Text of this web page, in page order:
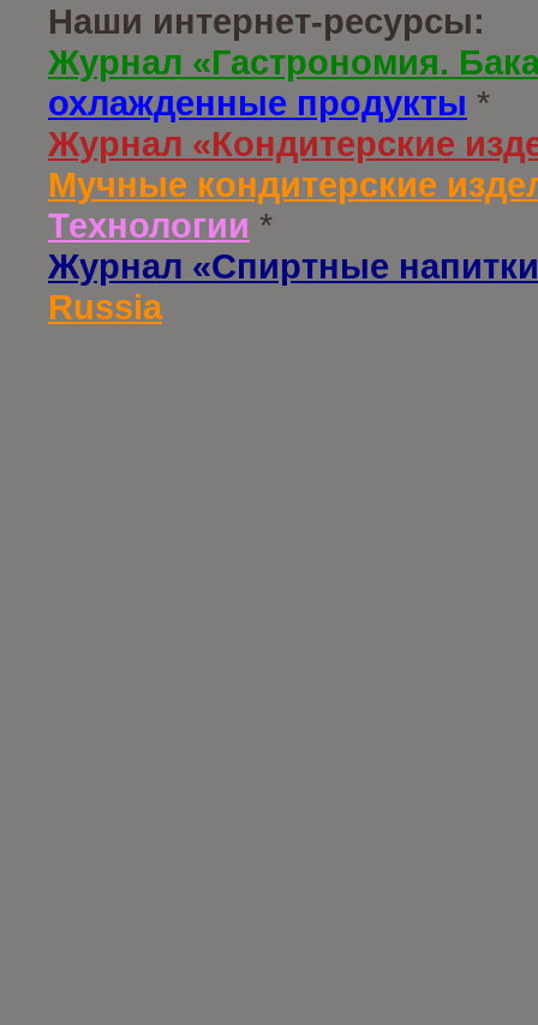
Наши интернет-ресурсы:
Журнал «Гастрономия.
охлажденные продукты *
Журнал «Кондитерские
Мучные кондитерские
Технологии *
Журнал «Спиртные
Russia